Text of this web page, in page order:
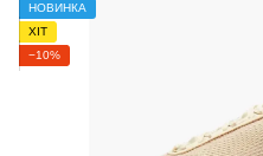
НОВИНКА
ХІТ
−10%